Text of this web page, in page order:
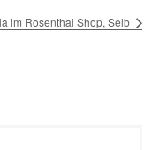
im Rosenthal Shop, Selb